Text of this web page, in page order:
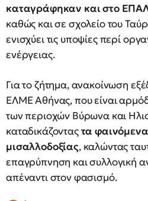
καταγράφηκαν και στο
καθώς και σε σχολείο του
ενισχύει τις υποψίες περί
ενέργειας.
Για το ζήτημα, ανακοίνωση
ΕΛΜΕ Αθήνας, που είναι
των περιοχών Βύρωνα και
καταδικάζονταςτα
μισαλλοδοξίας, καλώντας
επαγρύπνηση και συλλογική
απέναντι στον φασισμό.